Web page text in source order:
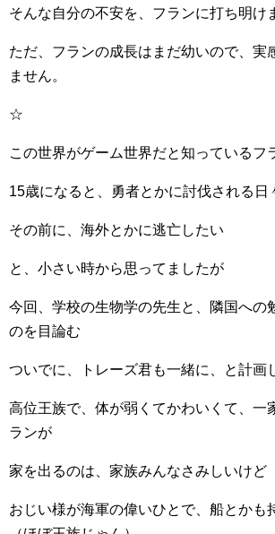
そんな自分の不安を、フランに打ち明け
ただ、フランの成長はまだ幼いので、実
ません。
☆
この世界がゲーム世界だと知っているフ
15歳になると、勇者とかに討伐される日
その前に、海外とかに逃亡したい
と、小さい時から思ってましたが
今回、学校の生物学の先生と、隣国への
のを目論む
ついでに、トレーズ君も一緒に、と計画
高位王族で、体が弱くてかわいくて、一
ランが
家を出るのは、家族みんなさみしいけど
おじい様が海軍の偉いひとで、船とかも